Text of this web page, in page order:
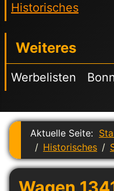
Historisches
Weiteres
Werbelisten
Aktuelle Seite:
Historisches